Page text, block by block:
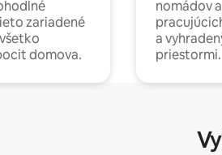
zariadené
domova.
nomádov
a
priestormi.